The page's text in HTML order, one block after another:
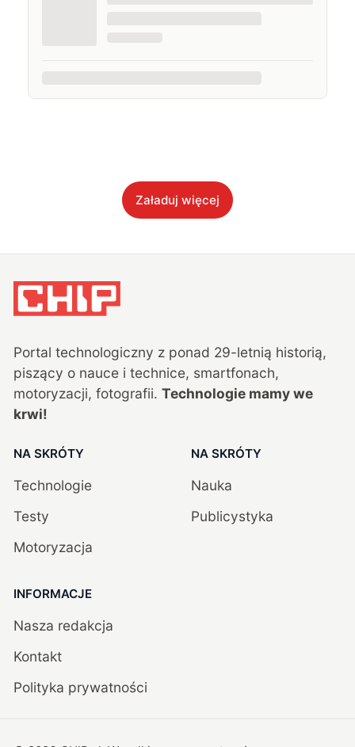
Załaduj więcej
Portal technologiczny z ponad 29-letnią historią,
piszący o nauce i technice, smartfonach,
motoryzacji, fotografii. Technologie mamy we
krwi!
NA SKRÓTY
Technologie
Testy
Motoryzacja
NA SKRÓTY
Nauka
Publicystyka
INFORMACJE
Nasza redakcja
Kontakt
Polityka prywatności